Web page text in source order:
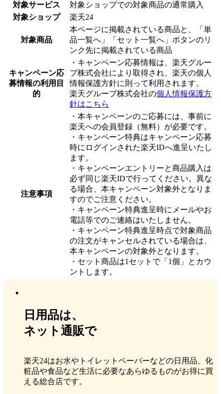
対象サービス
対象ショップでの対象商品の通常購入
対象ショップ
楽天24
対象商品
本ページに掲載されている商品と、「単
品一覧へ」「セット一覧へ」ボタンのリ
ンク先に掲載されている商品
キャンペーン応
募情報の利用目
的
・キャンペーン応募情報は、楽天グルー
プ株式会社により取得され、楽天の個人
情報保護方針に則って利用されます。
楽天グループ株式会社の個人情報保護方
針はこちら
注意事項
・本キャンペーンのご応募には、事前に
楽天への会員登録（無料）が必要です。
・キャンペーン特典はキャンペーン応募
時にログインされた楽天IDへ進呈いたし
ます。
・ キャンペーンエントリーと商品購入は
必ず同じ楽天IDで行ってください。 異な
る場合、本キャンペーン対象外となりま
すのでご注意ください。
・キャンペーン特典進呈時にメールやお
電話等でのご連絡はいたしません。
・キャンペーン特典進呈時点で対象商品
の注文がキャンセルされている場合は、
本キャンペーンの対象外となります。
・セット商品は1セットで「1個」とカウ
ントします。
日用品は、
ネット通販で
楽天24はお水やトイレットペーパーなどの日用品、化
粧品や食品など生活に必要なあらゆるものがお得に買
える総合店です。